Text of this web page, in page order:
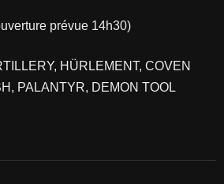
prévue 14h30)
HÜRLEMENT, COVEN
PALANTYR, DEMON TOOL